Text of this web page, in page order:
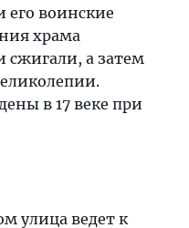
его воинские
храма
сжигали, а затем
в 17 веке при
улица ведет к